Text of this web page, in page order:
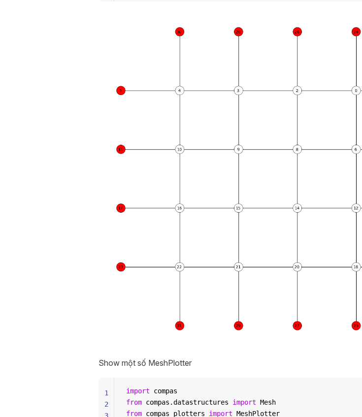
Show một số MeshPlotter
import compas
from compas.datastructures import Mesh
from compas_plotters import MeshPlotter
1
2